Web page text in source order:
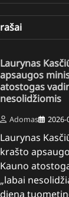
Laurynas
apsaugos
atostogas
nesolidžiomis
Adomas 2026-
Laurynas
krašto
Kauno
„labai
dieną